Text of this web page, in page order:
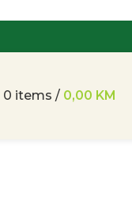
0 items / 0,00 KM